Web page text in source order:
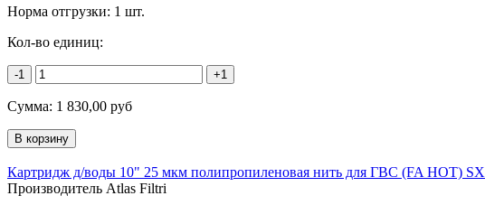
Норма отгрузки: 1 шт.
Кол-во единиц:
-1 +1
Сумма: 1 830,00 руб
Картридж д/воды 10" 25 мкм полипропиленовая нить для ГВС (FA HOT) SX
Производитель Atlas Filtri